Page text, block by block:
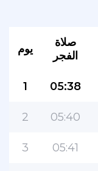
يوم
صلاة
الفجر
1 05:38
2 05:40
3 05:41